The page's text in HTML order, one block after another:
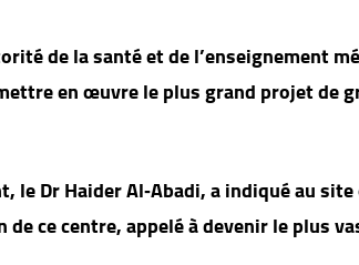
de la santé et de l’enseignement
en œuvre le plus grand projet de
le Dr Haider Al‑Abadi, a indiqué au
de ce centre, appelé à devenir le plus